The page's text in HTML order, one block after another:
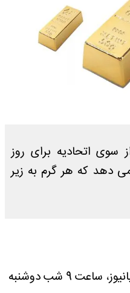
سوی اتحادیه برای روز
می دهد که هر گرم به زیر
به نقل از شایانیوز، ساعت 9 شب دوشنبه